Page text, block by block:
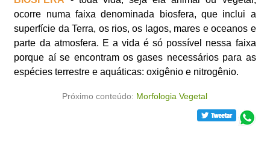
ocorre numa faixa denominada biosfera, que inclui a
superfície da Terra, os rios, os lagos, mares e oceanos e
parte da atmosfera. E a vida é só possível nessa faixa
porque aí se encontram os gases necessários para as
espécies terrestre e aquáticas: oxigênio e nitrogênio.
Próximo conteúdo: Morfologia Vegetal